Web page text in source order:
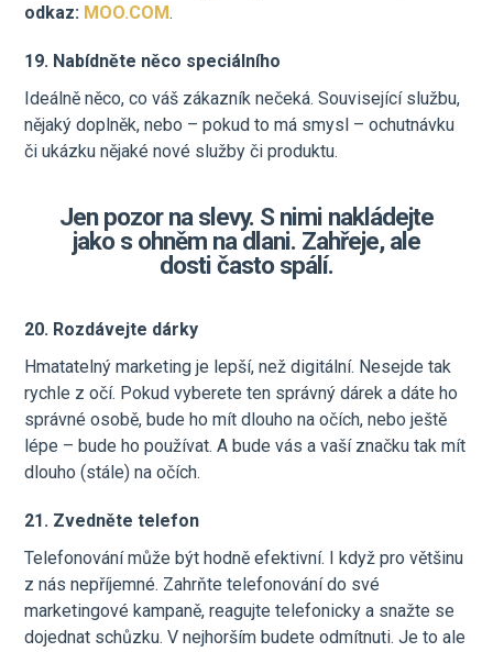
odkaz: MOO.COM.
19. Nabídněte něco speciálního
Ideálně něco, co váš zákazník nečeká. Související službu,
nějaký doplněk, nebo – pokud to má smysl – ochutnávku
či ukázku nějaké nové služby či produktu.
Jen pozor na slevy. S nimi nakládejte
jako s ohněm na dlani. Zahřeje, ale
dosti často spálí.
20. Rozdávejte dárky
Hmatatelný marketing je lepší, než digitální. Nesejde tak
rychle z očí. Pokud vyberete ten správný dárek a dáte ho
správné osobě, bude ho mít dlouho na očích, nebo ještě
lépe – bude ho používat. A bude vás a vaší značku tak mít
dlouho (stále) na očích.
21. Zvedněte telefon
Telefonování může být hodně efektivní. I když pro většinu
z nás nepříjemné. Zahrňte telefonování do své
marketingové kampaně, reagujte telefonicky a snažte se
dojednat schůzku. V nejhorším budete odmítnuti. Je to ale